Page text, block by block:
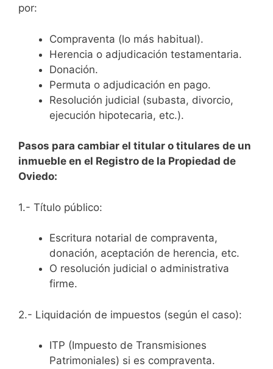
por:
Compraventa (lo más habitual).
Herencia o adjudicación testamentaria.
Donación.
Permuta o adjudicación en pago.
Resolución judicial (subasta, divorcio,
ejecución hipotecaria, etc.).
Pasos para cambiar el titular o titulares de un
inmueble en el Registro de la Propiedad de
Oviedo:
1.- Título público:
Escritura notarial de compraventa,
donación, aceptación de herencia, etc.
O resolución judicial o administrativa
firme.
2.- Liquidación de impuestos (según el caso):
ITP (Impuesto de Transmisiones
Patrimoniales) si es compraventa.